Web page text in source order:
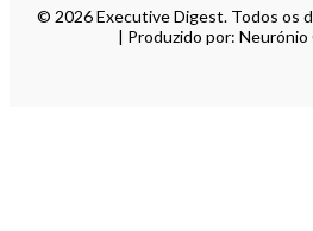
© 2026 Executive Digest. Todos os
| Produzido por: Neurónio